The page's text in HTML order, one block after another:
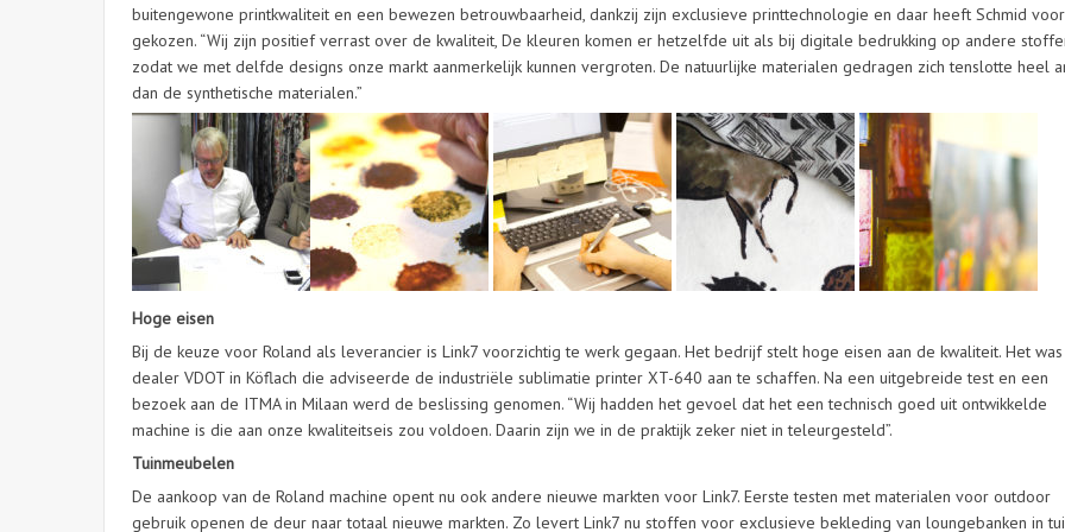
buitengewone printkwaliteit en een bewezen betrouwbaarheid, dankzij zijn exclusieve printtechnologie en daar heeft Schmid voor
gekozen. “Wij zijn positief verrast over de kwaliteit, De kleuren komen er hetzelfde uit als bij digitale bedrukking op andere
zodat we met delfde designs onze markt aanmerkelijk kunnen vergroten. De natuurlijke materialen gedragen zich tenslotte heel
dan de synthetische materialen.”
Hoge eisen
Bij de keuze voor Roland als leverancier is Link7 voorzichtig te werk gegaan. Het bedrijf stelt hoge eisen aan de kwaliteit. Het was
dealer VDOT in Köflach die adviseerde de industriële sublimatie printer XT-640 aan te schaffen. Na een uitgebreide test en een
bezoek aan de ITMA in Milaan werd de beslissing genomen. “Wij hadden het gevoel dat het een technisch goed uit ontwikkelde
machine is die aan onze kwaliteitseis zou voldoen. Daarin zijn we in de praktijk zeker niet in teleurgesteld”.
Tuinmeubelen
De aankoop van de Roland machine opent nu ook andere nieuwe markten voor Link7. Eerste testen met materialen voor outdoor
gebruik openen de deur naar totaal nieuwe markten. Zo levert Link7 nu stoffen voor exclusieve bekleding van loungebanken in